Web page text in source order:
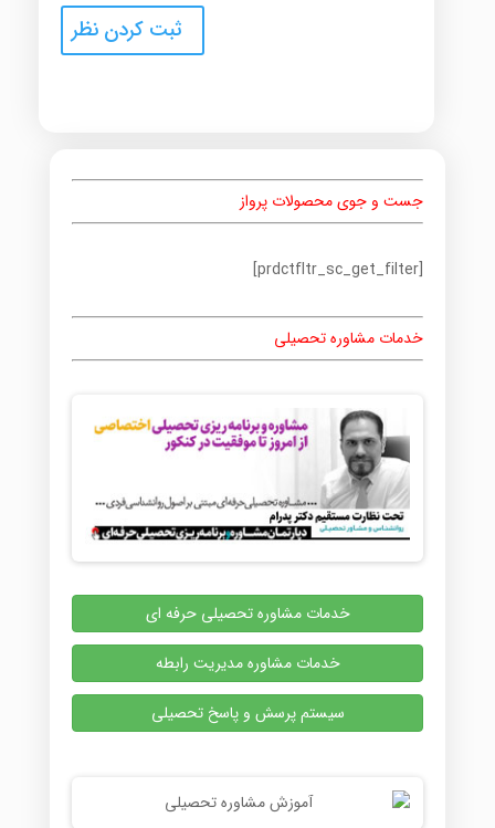
جست و جوی محصولات پرواز
[prdctfltr_sc_get_filter]
خدمات مشاوره تحصیلی
خدمات مشاوره تحصیلی حرفه ای
خدمات مشاوره مدیریت رابطه
سیستم پرسش و پاسخ تحصیلی